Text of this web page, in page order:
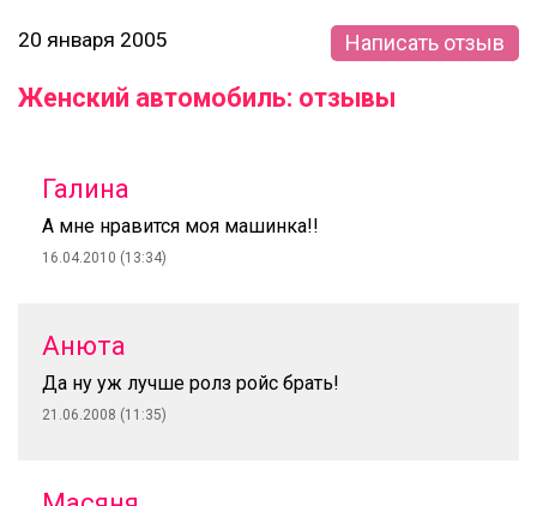
20 января 2005 Написать отзыв
Женский автомобиль: отзывы
Галина
А мне нравится моя машинка!!
16.04.2010 (13:34)
Анюта
Да ну уж лучше ролз ройс брать!
21.06.2008 (11:35)